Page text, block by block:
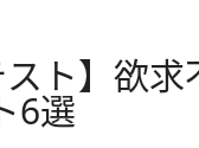
スト】欲
6選